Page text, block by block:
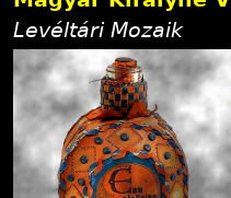
Levéltári Mozaik